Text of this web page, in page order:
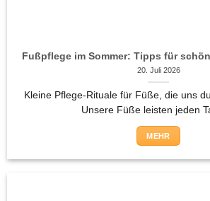
Fußpflege im Sommer: Tipps für
20. Juli 2026
Kleine Pflege-Rituale für Füße, die uns
Unsere Füße leisten jeden
MEHR